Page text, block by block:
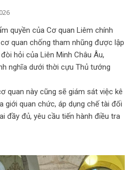
quyền của Cơ quan Liêm chính
quan chống tham nhũng được lập
hỏi của Liên Minh Châu Âu,
nghĩa dưới thời cựu Thủ tướng
quan này cũng sẽ giám sát việc kê
giới quan chức, áp dụng chế tài đối
đầy đủ, yêu cầu tiến hành điều tra